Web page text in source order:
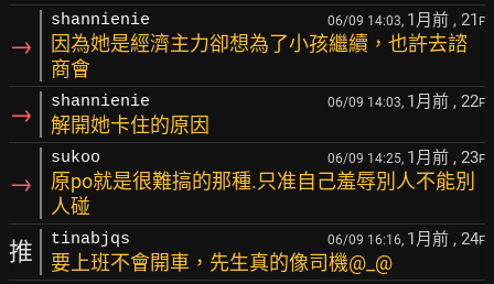
→
shannienie 06/09 14:03, 1月前 , 21 F
因為她是經濟主力卻想為了小孩繼續，也許去諮
商會
→ shannienie 06/09 14:03, 1月前 , 22F
解開她卡住的原因
→
sukoo 06/09 14:25, 1月前 , 23F
原po就是很難搞的那種.只准自己羞辱別人不能別
人碰
推 tinabjqs 06/09 16:16, 1月前 , 24F
要上班不會開車，先生真的像司機@_@